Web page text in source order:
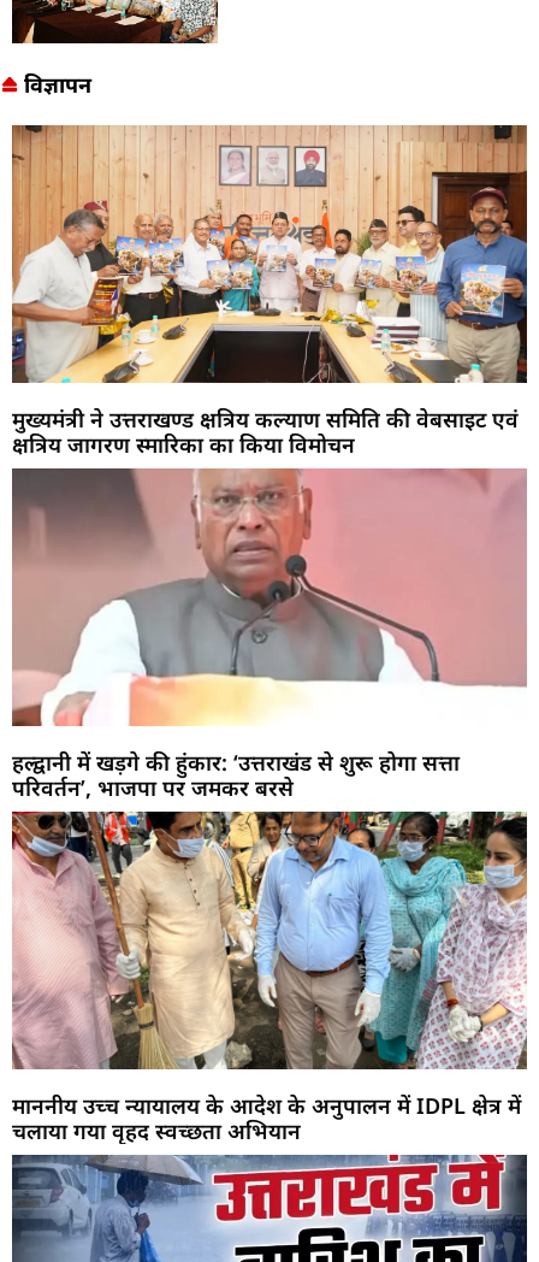
विज्ञापन
मुख्यमंत्री ने उत्तराखण्ड क्षत्रिय कल्याण समिति की वेबसाइट एवं
क्षत्रिय जागरण स्मारिका का किया विमोचन
हल्द्वानी में खड़गे की हुंकार: ‘उत्तराखंड से शुरू होगा सत्ता
परिवर्तन’, भाजपा पर जमकर बरसे
माननीय उच्च न्यायालय के आदेश के अनुपालन में IDPL क्षेत्र में
चलाया गया वृहद स्वच्छता अभियान